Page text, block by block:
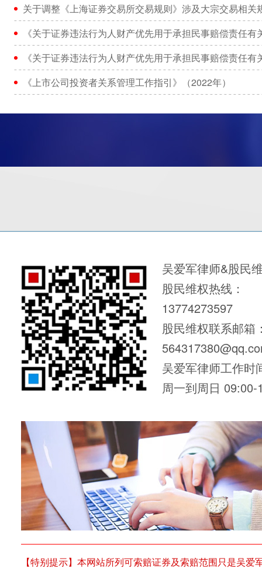
关于调整《上海证券交易所交易规则》涉及大宗交易相关
《关于证券违法行为人财产优先用于承担民事赔偿责任有
《关于证券违法行为人财产优先用于承担民事赔偿责任有
《上市公司投资者关系管理工作指引》（2022年）
吴爱军律师&股民
股民维权热线：
13774273597
股民维权联系邮箱
吴爱军律师工作时
周一到周日 09:00-
【特别提示】本网站所列可索赔证券及索赔范围只是吴